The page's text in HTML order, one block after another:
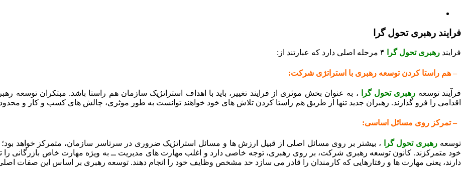
فرایند رهبری تحول گرا
فرایند رهبری تحول گرا
– هم راستا کردن توسعه رهبری با استراتژی شرکت:
فرآیند توسعه رهبری تحول گرا ، به عنوان بخش موثری از فرایند تغییر، باید با اهداف استراتژیک سازمان هم راستا باشد. مبتکران
اقدامی را فرو گذارند. رهبران جدید تنها از طریق هم راستا کردن تلاش های خود خواهند توانست به طور موثری، چالش های کسب و کار و
– تمرکز روی مسائل اساسی:
توسعه رهبری تحول گرا
، بیشتر بر روی مسائل اصلی از قبیل ارزش ها و مسائل استراتژیک ضروری در سرتاسر سازمان، متمرکز خواهد
خود متمرکزند. کانون توسعه رهبری شرکت، بر روی رهبری، توجه خاصی دارد و اغلب مهارت های مدیریت ــ به ویژه مهارت خاص بازرگانی
دارند، یعنی مهارت ها و رفتارهایی که کارمندان را قادر می سازد حد مشخص وظایف خود را انجام دهند. توسعه رهبری بر اساس این صفات